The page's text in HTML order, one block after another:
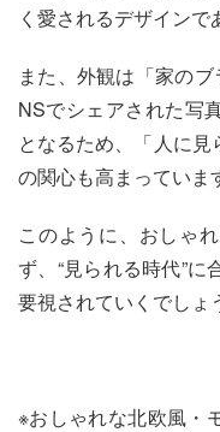
く愛されるデザインで
また、外観は「家の
NSでシェアされた写
となるため、「人に
の関心も高まっていま
このように、おしゃ
ず、“見られる時代”
要視されていくでしょ
※おしゃれな北欧風・